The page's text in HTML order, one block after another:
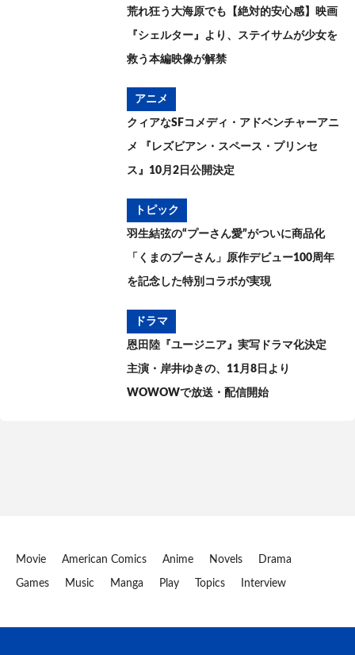
荒れ狂う大海原でも【絶対的安心感】映画
『シェルター』より、ステイサムが少女を
救う本編映像が解禁
アニメ
クィアなSFコメディ・アドベンチャーアニ
メ 『レズビアン・スペース・プリンセ
ス』10月2日公開決定
トピック
羽生結弦の“プーさん愛”がついに商品化
「くまのプーさん」原作デビュー100周年
を記念した特別コラボが実現
ドラマ
恩田陸『ユージニア』実写ドラマ化決定
主演・岸井ゆきの、11月8日より
WOWOWで放送・配信開始
Movie American Comics Anime Novels Drama
Games Music Manga Play Topics Interview